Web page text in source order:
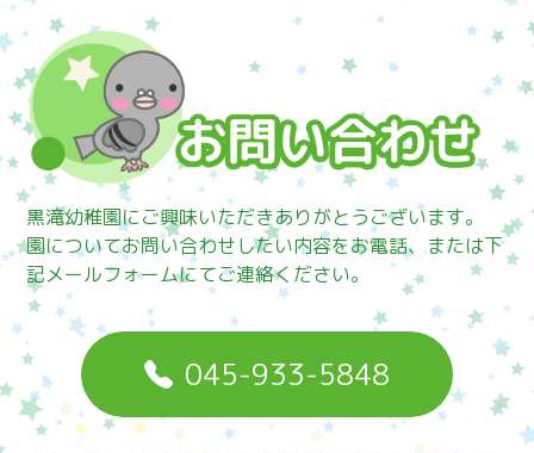
黒滝幼稚園にご興味いただきありがとうございます。
園についてお問い合わせしたい内容をお電話、または下
記メールフォームにてご連絡ください。
045-933-5848